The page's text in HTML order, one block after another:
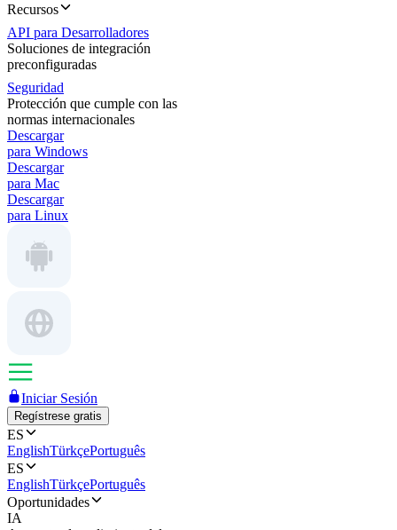
Recursos
API para Desarrolladores
Soluciones de integración
preconfiguradas
Seguridad
Protección que cumple con las
normas internacionales
Descargar
para Windows
Descargar
para Mac
Descargar
para Linux
Iniciar Sesión
Regístrese gratis
ES
EnglishTürkçePortuguês
ES
EnglishTürkçePortuguês
Oportunidades
IA